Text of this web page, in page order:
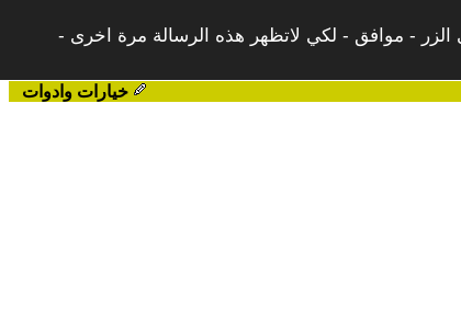
الزر - موافق - لكي لاتظهر هذه الرسالة مرة اخرى -
خيارات وادوات